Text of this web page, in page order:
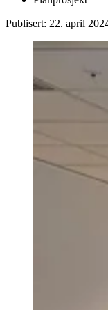
Publisert: 22. april